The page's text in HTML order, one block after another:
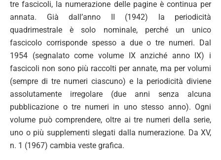
tre fascicoli, la numerazione delle pagine è continua per
annata. Già dall’anno II (1942) la periodicità
quadrimestrale è solo nominale, perché un unico
fascicolo corrisponde spesso a due o tre numeri. Dal
1954 (segnalato come volume IX anziché anno IX) i
fascicoli non sono più raccolti per annate, ma per volumi
(sempre di tre numeri ciascuno) e la periodicità diviene
assolutamente irregolare (due anni senza alcuna
pubblicazione o tre numeri in uno stesso anno). Ogni
volume può comprendere, oltre ai tre numeri della serie,
uno o più supplementi slegati dalla numerazione. Da XV,
n. 1 (1967) cambia veste grafica.